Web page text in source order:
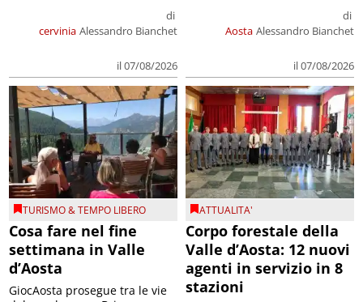
cervinia
di
Alessandro Bianchet
il 07/08/2026
Aosta
di
Alessandro Bianchet
il 07/08/2026
TURISMO & TEMPO LIBERO
Cosa fare nel fine
settimana in Valle
d’Aosta
GiocAosta prosegue tra le vie
ATTUALITA'
Corpo forestale della
Valle d’Aosta: 12 nuovi
agenti in servizio in 8
stazioni